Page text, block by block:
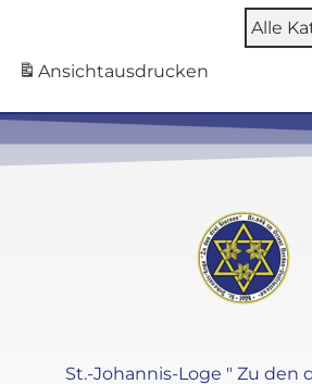
Alle
Ansichtausdrucken
St.-Johannis-Loge " Zu den